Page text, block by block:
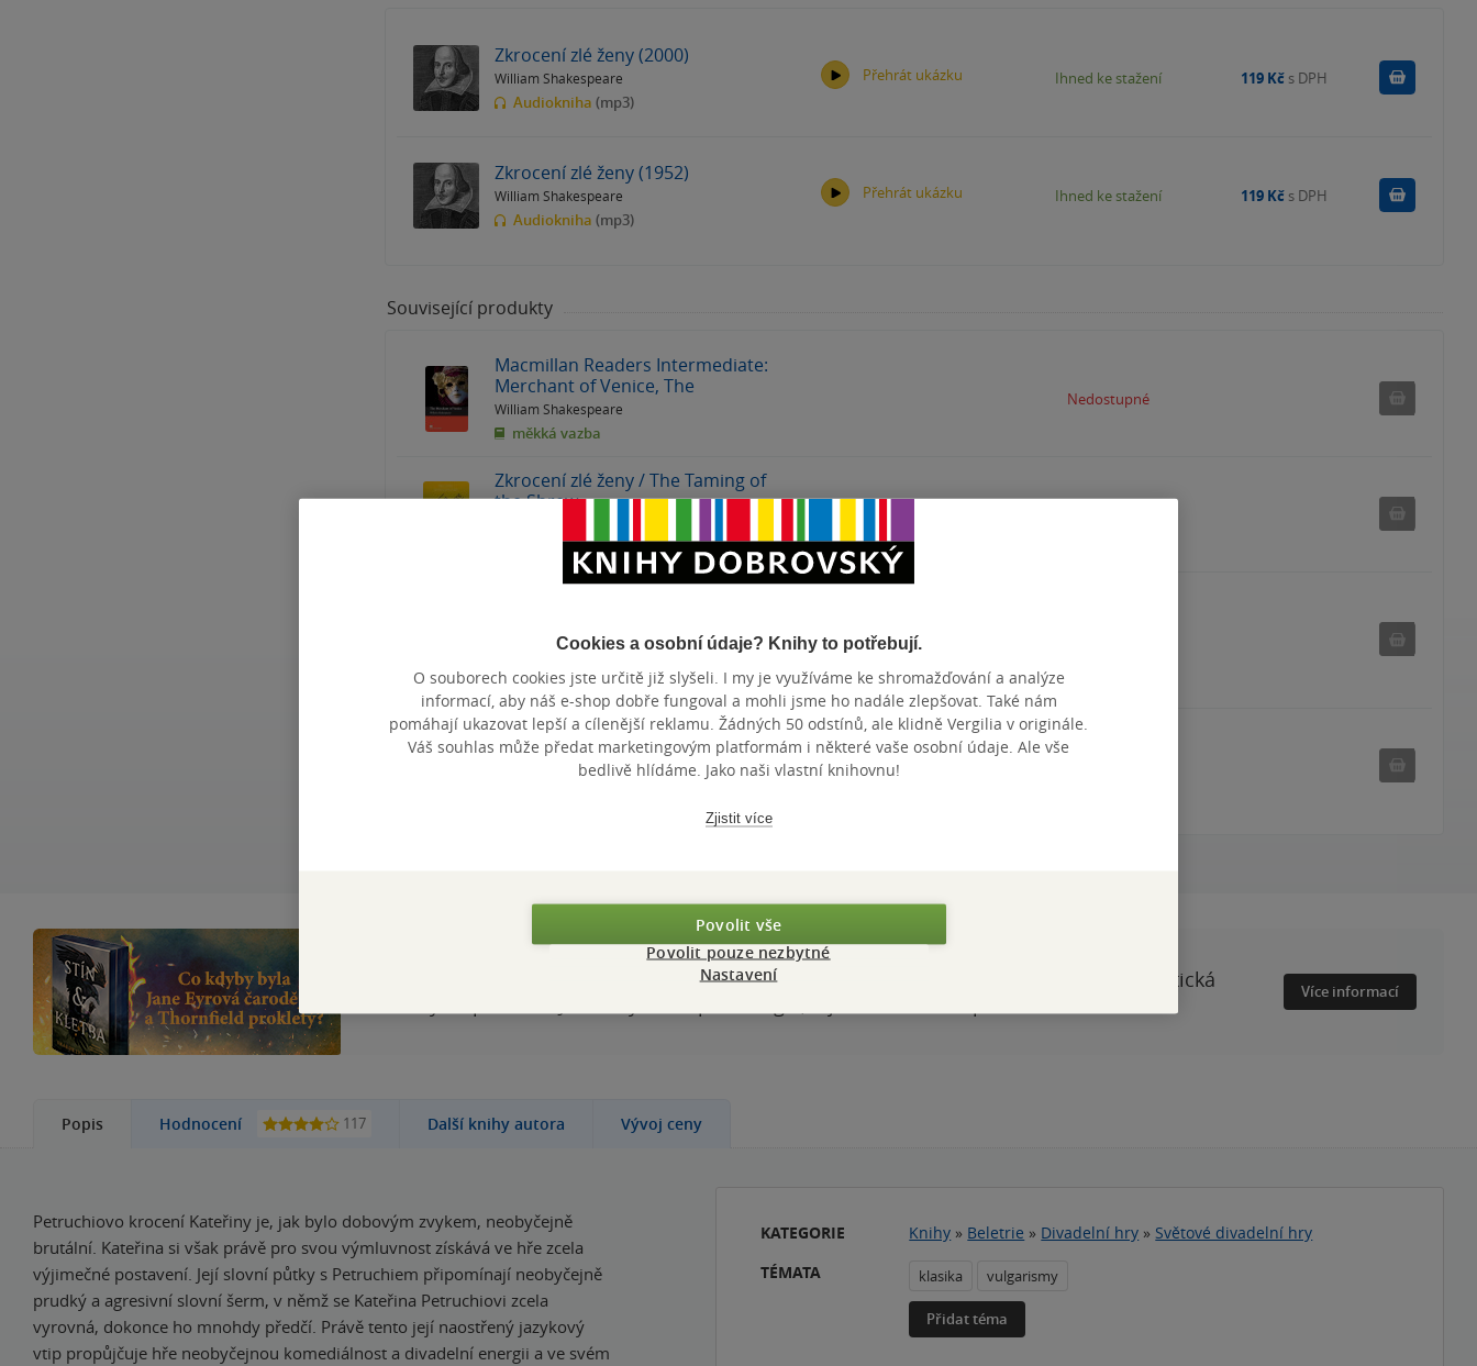
Zkrocení zlé ženy (2000)
William Shakespeare
Audiokniha (mp3)
Přehrát ukázku Ihned ke stažení 119 Kč s DPH Koupit
Zkrocení zlé ženy (1952)
William Shakespeare
Audiokniha (mp3)
Přehrát ukázku Ihned ke stažení 119 Kč s DPH Koupit
Související produkty
Macmillan Readers Intermediate:
Merchant of Venice, The
William Shakespeare
měkká vazba
Nedostupné
Zkrocení zlé ženy / The Taming of
the Shrew
pevná vazba
for 2026, 2027 exams
měkká vazba
Taming of the Shrew: York Notes
Advanced - for 2026, 2027 exams
William Shakespeare
Nad Thornfieldem visí kletba a Jane Airová může být poslední nadějí na její prolomení. Gotická
Více informací
Popis Hodnocení 117 Další knihy autora Vývoj ceny
Petruchiovo krocení Kateřiny je, jak bylo dobovým zvykem, neobyčejně
brutální. Kateřina si však právě pro svou výmluvnost získává ve hře zcela
výjimečné postavení. Její slovní půtky s Petruchiem připomínají neobyčejně
prudký a agresivní slovní šerm, v němž se Kateřina Petruchiovi zcela
vyrovná, dokonce ho mnohdy předčí. Právě tento její naostřený jazykový
vtip propůjčuje hře neobyčejnou komediálnost a divadelní energii a ve svém
KATEGORIE Knihy » Beletrie » Divadelní hry » Světové divadelní hry
TÉMATA
klasika vulgarismy
Přidat téma
Cookies a osobní údaje? Knihy to potřebují.
O souborech cookies jste určitě již slyšeli. I my je využíváme ke shromažďování a analýze
informací, aby náš e-shop dobře fungoval a mohli jsme ho nadále zlepšovat. Také nám
pomáhají ukazovat lepší a cílenější reklamu. Žádných 50 odstínů, ale klidně Vergilia v originále.
Váš souhlas může předat marketingovým platformám i některé vaše osobní údaje. Ale vše
bedlivě hlídáme. Jako naši vlastní knihovnu!
Zjistit více
Povolit vše
Povolit pouze nezbytné
Nastavení